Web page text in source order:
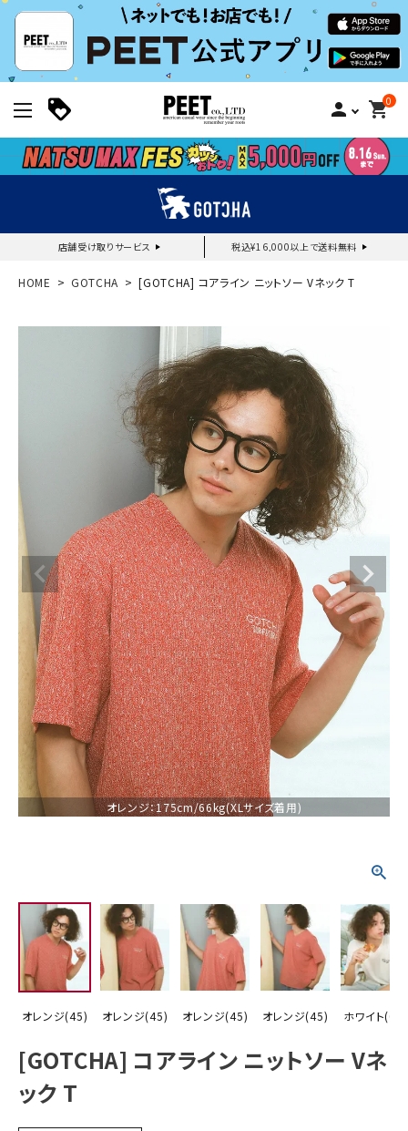
person 0
shopping_cart
店舗受け取りサービス 税込¥16,000以上で送料無料
新規会員登録｜ログイン
ご利用ガイド
search
ブランドメニュー
カテゴリー
スタイリング
ニュース・特集
ランキング
お問い合わせ
HOME GOTCHA [GOTCHA] コアライン ニットソー Vネック T
オレンジ：175cm/66kg(XLサイズ着用)
オレンジ(45) オレンジ(45) オレンジ(45) オレンジ(45) ホワイト(01)
[GOTCHA] コアライン ニットソー Vネ
ック T